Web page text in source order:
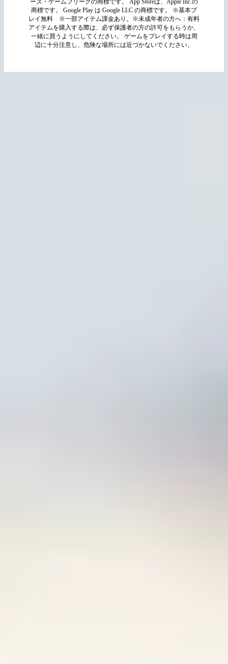
ーズ・ゲームフリークの商標です。 App Storeは、Apple Inc.の
商標です。 Google Play は Google LLC の商標です。 ※基本プ
レイ無料 ※一部アイテム課金あり。※未成年者の方へ：有料
アイテムを購入する際は、必ず保護者の方の許可をもらうか、
一緒に買うようにしてください。 ゲームをプレイする時は周
辺に十分注意し、危険な場所には近づかないでください。